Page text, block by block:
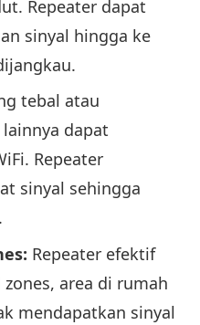
Repeater dapat
sinyal hingga ke
tebal atau
dapat
Repeater
sinyal sehingga
Repeater efektif
area di rumah
mendapatkan sinyal